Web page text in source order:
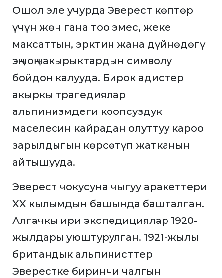
Ошол эле учурда Эверест көптөр
үчүн жөн гана тоо эмес, жеке
максаттын, эрктин жана дүйнөдөгү
эң чоң чакырыктардын символу
бойдон калууда. Бирок адистер
акыркы трагедиялар
альпинизмдеги коопсуздук
маселесин кайрадан олуттуу кароо
зарылдыгын көрсөтүп жатканын
айтышууда.
Эверест чокусуна чыгуу аракеттери
XX кылымдын башында башталган.
Алгачкы ири экспедициялар 1920-
жылдары уюштурулган. 1921-жылы
британдык альпинисттер
Эверестке биринчи чалгын